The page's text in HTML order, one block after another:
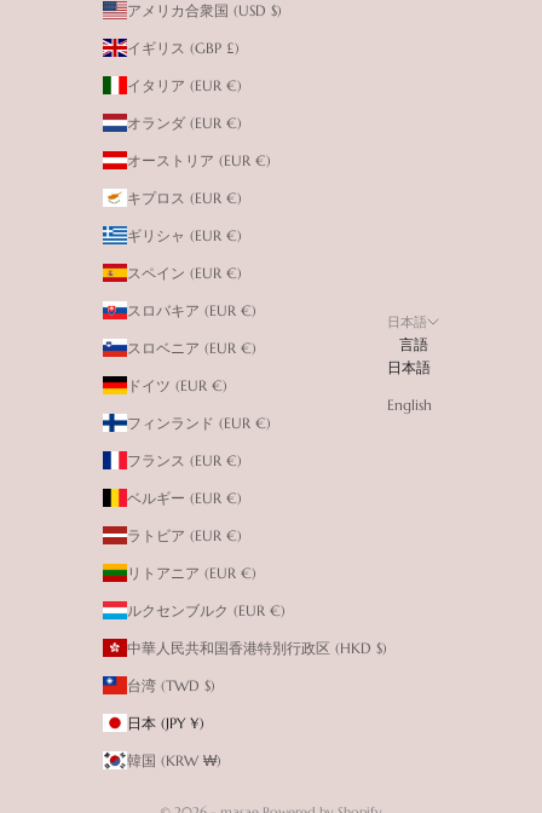
アメリカ合衆国 (USD $)
イギリス (GBP £)
イタリア (EUR €)
オランダ (EUR €)
オーストリア (EUR €)
キプロス (EUR €)
ギリシャ (EUR €)
スペイン (EUR €)
スロバキア (EUR €)
スロベニア (EUR €)
ドイツ (EUR €)
フィンランド (EUR €)
フランス (EUR €)
ベルギー (EUR €)
ラトビア (EUR €)
リトアニア (EUR €)
ルクセンブルク (EUR €)
中華人民共和国香港特別行政区 (HKD $)
台湾 (TWD $)
日本 (JPY ¥)
韓国 (KRW ₩)
日本語
言語
日本語
English